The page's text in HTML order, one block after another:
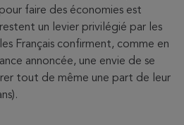
faire des économies est
un levier privilégié par les
Français confirment, comme en
annoncée, une envie de se
tout de même une part de leur